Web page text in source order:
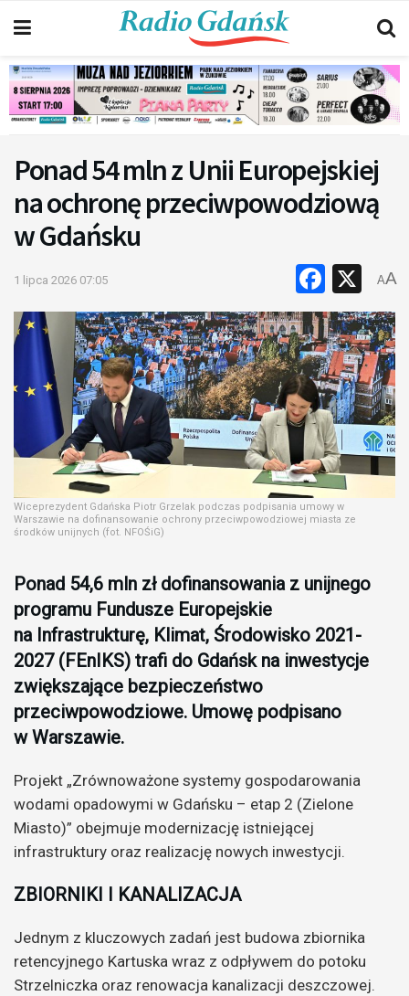
Ponad 54 mln z Unii Europejskiej
na ochronę przeciwpowodziową
w Gdańsku
1 lipca 2026 07:05 X
AA
Wiceprezydent Gdańska Piotr Grzelak podczas podpisania umowy w
Warszawie na dofinansowanie ochrony przeciwpowodziowej miasta ze
środków unijnych (fot. NFOŚiG)
Ponad 54,6 mln zł dofinansowania z unijnego
programu Fundusze Europejskie
na Infrastrukturę, Klimat, Środowisko 2021-
2027 (FEnIKS) trafi do Gdańsk na inwestycje
zwiększające bezpieczeństwo
przeciwpowodziowe. Umowę podpisano
w Warszawie.
Projekt „Zrównoważone systemy gospodarowania
wodami opadowymi w Gdańsku – etap 2 (Zielone
Miasto)” obejmuje modernizację istniejącej
infrastruktury oraz realizację nowych inwestycji.
ZBIORNIKI I KANALIZACJA
Jednym z kluczowych zadań jest budowa zbiornika
retencyjnego Kartuska wraz z odpływem do potoku
Strzelniczka oraz renowacja kanalizacji deszczowej.